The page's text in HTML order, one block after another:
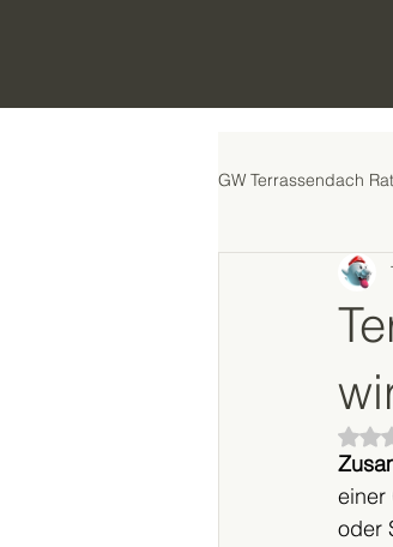
GW Terrassendach
einer
oder